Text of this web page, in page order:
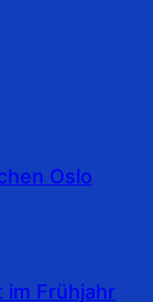
Oslo
Frühjahr